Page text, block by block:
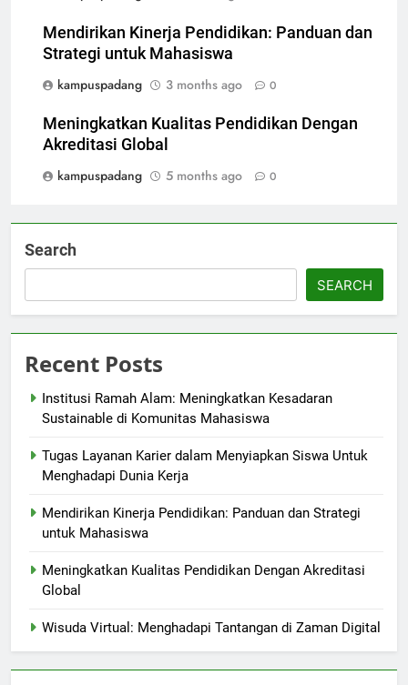
Mendirikan Kinerja Pendidikan: Panduan dan
Strategi untuk Mahasiswa
kampuspadang
3 months ago 0
Meningkatkan Kualitas Pendidikan Dengan
Akreditasi Global
kampuspadang
5 months ago 0
Search
SEARCH
Recent Posts
Institusi Ramah Alam: Meningkatkan Kesadaran
Sustainable di Komunitas Mahasiswa
Tugas Layanan Karier dalam Menyiapkan Siswa Untuk
Menghadapi Dunia Kerja
Mendirikan Kinerja Pendidikan: Panduan dan Strategi
untuk Mahasiswa
Meningkatkan Kualitas Pendidikan Dengan Akreditasi
Global
Wisuda Virtual: Menghadapi Tantangan di Zaman Digital